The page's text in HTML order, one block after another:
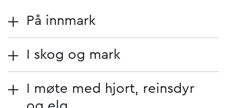
På innmark
I skog og mark
I møte med hjort, reinsdyr